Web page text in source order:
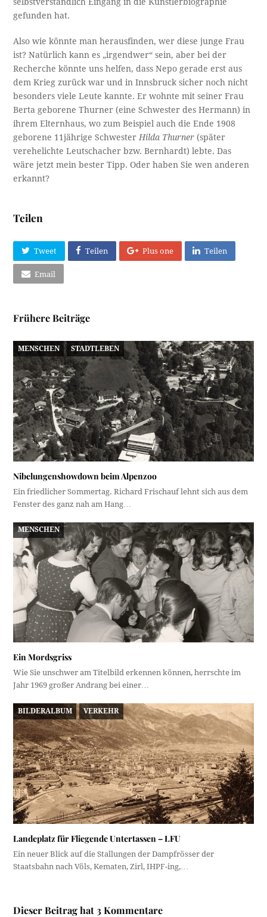
gefunden hat.
Also wie könnte man herausfinden, wer diese junge Frau
ist? Natürlich kann es „irgendwer“ sein, aber bei der
Recherche könnte uns helfen, dass Nepo gerade erst aus
dem Krieg zurück war und in Innsbruck sicher noch nicht
besonders viele Leute kannte. Er wohnte mit seiner Frau
Berta geborene Thurner (eine Schwester des Hermann) in
ihrem Elternhaus, wo zum Beispiel auch die Ende 1908
geborene 11jährige Schwester Hilda Thurner (später
verehelichte Leutschacher bzw. Bernhardt) lebte. Das
wäre jetzt mein bester Tipp. Oder haben Sie wen anderen
erkannt?
Teilen
Tweet Teilen Plus one Teilen
Email
Frühere Beiträge
MENSCHEN STADTLEBEN
Nibelungenshowdown beim Alpenzoo
Ein friedlicher Sommertag. Richard Frischauf lehnt sich aus dem
Fenster des ganz nah am Hang…
MENSCHEN
Ein Mordsgriss
Wie Sie unschwer am Titelbild erkennen können, herrschte im
Jahr 1969 großer Andrang bei einer…
BILDERALBUM VERKEHR
Landeplatz für Fliegende Untertassen – LFU
Ein neuer Blick auf die Stallungen der Dampfrösser der
Staatsbahn nach Völs, Kematen, Zirl, IHPF-ing,…
Dieser Beitrag hat 3 Kommentare